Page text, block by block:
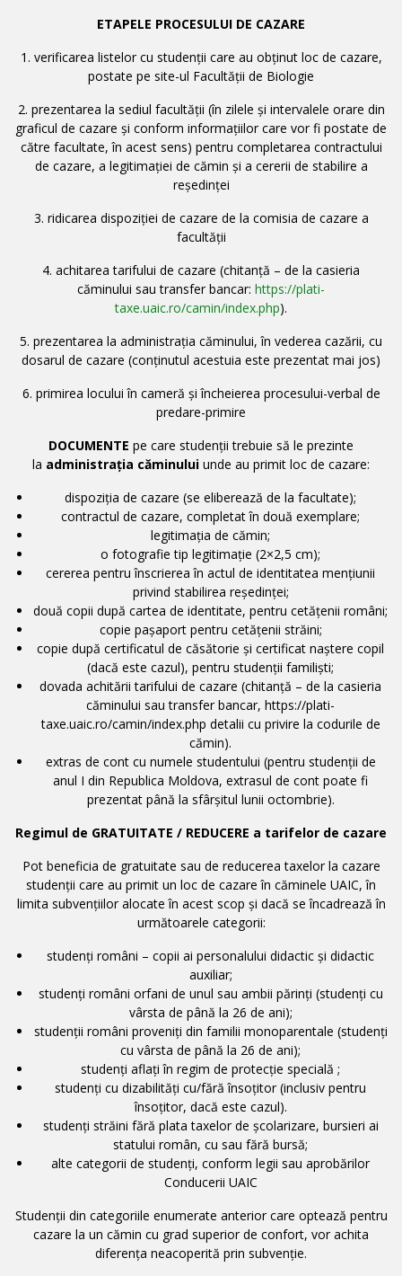
ETAPELE PROCESULUI DE CAZARE
1. verificarea listelor cu studenții care au obținut loc de cazare,
postate pe site-ul Facultății de Biologie
2. prezentarea la sediul facultății (în zilele și intervalele orare din
graficul de cazare și conform informațiilor care vor fi postate de
către facultate, în acest sens) pentru completarea contractului
de cazare, a legitimației de cămin și a cererii de stabilire a
reședinței
3. ridicarea dispoziției de cazare de la comisia de cazare a
facultății
4. achitarea tarifului de cazare (chitanță – de la casieria
căminului sau transfer bancar: https://plati-
taxe.uaic.ro/camin/index.php).
5. prezentarea la administrația căminului, în vederea cazării, cu
dosarul de cazare (conținutul acestuia este prezentat mai jos)
6. primirea locului în cameră și încheierea procesului-verbal de
predare-primire
DOCUMENTE pe care studenții trebuie să le prezinte
la administrația căminului unde au primit loc de cazare:
dispoziţia de cazare (se eliberează de la facultate);
contractul de cazare, completat în două exemplare;
legitimaţia de cămin;
o fotografie tip legitimație (2×2,5 cm);
cererea pentru înscrierea în actul de identitatea mențiunii
privind stabilirea reşedinţei;
două copii după cartea de identitate, pentru cetăţenii români;
copie paşaport pentru cetăţenii străini;
copie după certificatul de căsătorie și certificat naștere copil
(dacă este cazul), pentru studenții familiști;
dovada achitării tarifului de cazare (chitanță – de la casieria
căminului sau transfer bancar, https://plati-
taxe.uaic.ro/camin/index.php detalii cu privire la codurile de
cămin).
extras de cont cu numele studentului (pentru studenții de
anul I din Republica Moldova, extrasul de cont poate fi
prezentat până la sfârșitul lunii octombrie).
Regimul de GRATUITATE / REDUCERE a tarifelor de cazare
Pot beneficia de gratuitate sau de reducerea taxelor la cazare
studenții care au primit un loc de cazare în căminele UAIC, în
limita subvențiilor alocate în acest scop și dacă se încadrează în
următoarele categorii:
studenți români – copii ai personalului didactic și didactic
auxiliar;
studenți români orfani de unul sau ambii părinți (studenți cu
vârsta de până la 26 de ani);
studenții români proveniți din familii monoparentale (studenți
cu vârsta de până la 26 de ani);
studenți aflați în regim de protecție specială ;
studenți cu dizabilități cu/fără însoțitor (inclusiv pentru
însoțitor, dacă este cazul).
studenți străini fără plata taxelor de școlarizare, bursieri ai
statului român, cu sau fără bursă;
alte categorii de studenți, conform legii sau aprobărilor
Conducerii UAIC
Studenții din categoriile enumerate anterior care optează pentru
cazare la un cămin cu grad superior de confort, vor achita
diferența neacoperită prin subvenție.